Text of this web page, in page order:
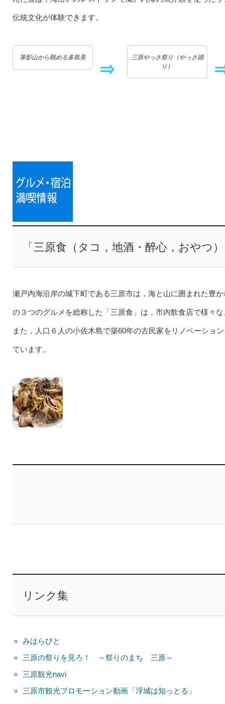
伝統文化が体験できます。
筆影山から眺める多島美
三原やっさ祭り（やっさ踊
り）
「三原食（タコ，地酒・醉心，おや
瀬戸内海沿岸の城下町である三原市は，海と山に囲まれた豊
の３つのグルメを総称した「三原食」は，市内飲食店で様々
また，人口６人の小佐木島で築60年の古民家をリノベーショ
ています。
リンク集
みはらびと
三原の祭りを見ろ！ ～祭りのまち 三原～
三原観光navi
三原市観光プロモーション動画「浮城は知っとる」